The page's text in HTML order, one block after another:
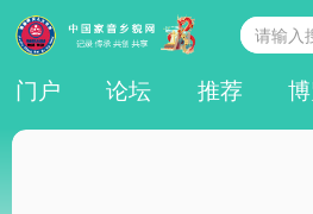
门户 论坛 推荐